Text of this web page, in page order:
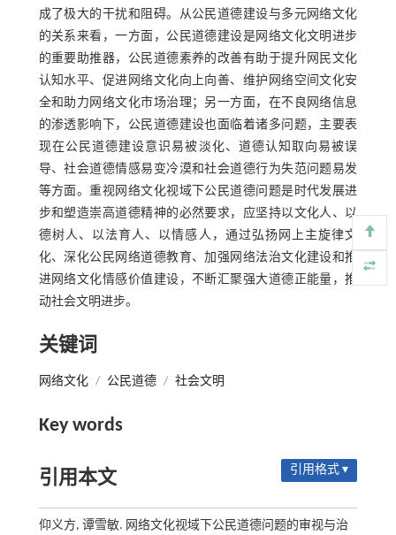
成了极大的干扰和阻碍。从公民道德建设与多元网络文化
的关系来看，一方面，公民道德建设是网络文化文明进步
的重要助推器，公民道德素养的改善有助于提升网民文化
认知水平、促进网络文化向上向善、维护网络空间文化安
全和助力网络文化市场治理；另一方面，在不良网络信息
的渗透影响下，公民道德建设也面临着诸多问题，主要表
现在公民道德建设意识易被淡化、道德认知取向易被误
导、社会道德情感易变冷漠和社会道德行为失范问题易发
等方面。重视网络文化视域下公民道德问题是时代发展进
步和塑造崇高道德精神的必然要求，应坚持以文化人、以
德树人、以法育人、以情感人，通过弘扬网上主旋律文
化、深化公民网络道德教育、加强网络法治文化建设和推
进网络文化情感价值建设，不断汇聚强大道德正能量，推
动社会文明进步。
关键词
网络文化 / 公民道德 / 社会文明
Key words
引用本文 引用格式 ▾
仰义方, 谭雪敏. 网络文化视域下公民道德问题的审视与治